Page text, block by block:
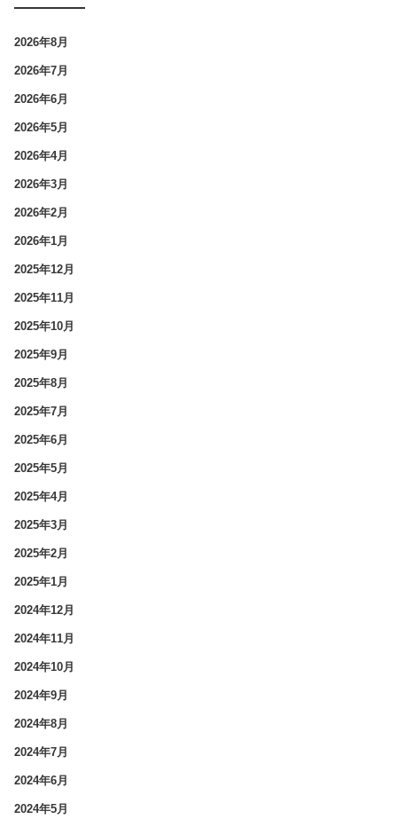
2026年8月
2026年7月
2026年6月
2026年5月
2026年4月
2026年3月
2026年2月
2026年1月
2025年12月
2025年11月
2025年10月
2025年9月
2025年8月
2025年7月
2025年6月
2025年5月
2025年4月
2025年3月
2025年2月
2025年1月
2024年12月
2024年11月
2024年10月
2024年9月
2024年8月
2024年7月
2024年6月
2024年5月